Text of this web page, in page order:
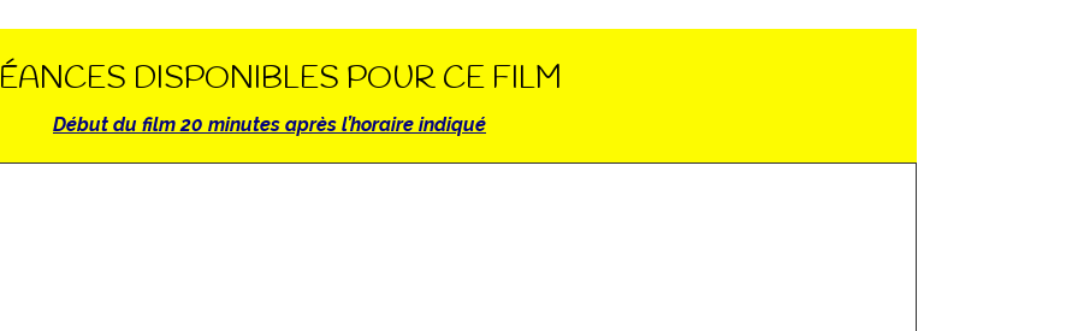
DISPONIBLES POUR CE FILM
Début du film 20 minutes après l’horaire indiqué